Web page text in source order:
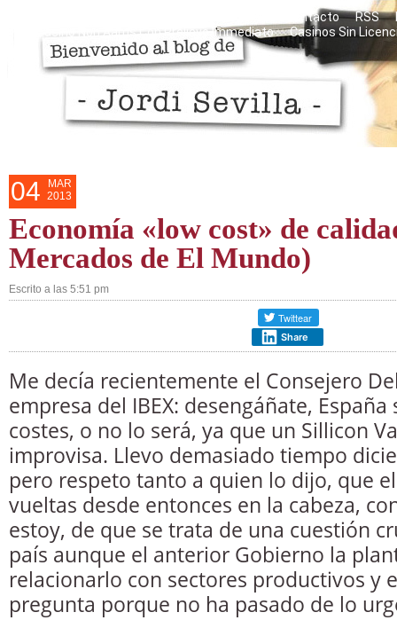
Contacto RSS
Casino Non Aams Con Prelievo Immediato
Casinos Sin
04
MAR
2013
Economía «low cost» de
Mercados de El Mundo)
Escrito a las 5:51 pm
Share
Me decía recientemente el Consejero
empresa del IBEX: desengáñate,
costes, o no lo será, ya que un Sillicon
improvisa. Llevo demasiado tiempo
pero respeto tanto a quien lo dijo, que
vueltas desde entonces en la cabeza,
estoy, de que se trata de una cuestión
país aunque el anterior Gobierno la
relacionarlo con sectores productivos y
pregunta porque no ha pasado de lo